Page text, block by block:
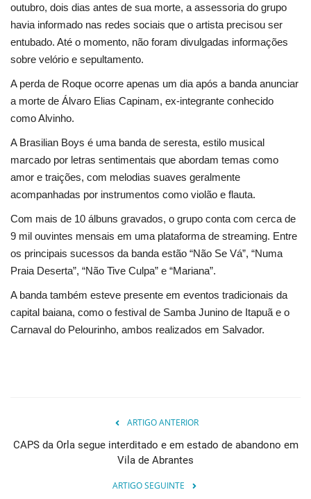
Economia
Galeria
Veja Na Cor Escura
Língua
Portuguese (Brazil) Português
Portuguese (Brazil) English
outubro, dois dias antes de sua morte, a assessoria do grupo
havia informado nas redes sociais que o artista precisou ser
entubado. Até o momento, não foram divulgadas informações
sobre velório e sepultamento.
A perda de Roque ocorre apenas um dia após a banda anunciar
a morte de Álvaro Elias Capinam, ex-integrante conhecido
como Alvinho.
A Brasilian Boys é uma banda de seresta, estilo musical
marcado por letras sentimentais que abordam temas como
amor e traições, com melodias suaves geralmente
acompanhadas por instrumentos como violão e flauta.
Com mais de 10 álbuns gravados, o grupo conta com cerca de
9 mil ouvintes mensais em uma plataforma de streaming. Entre
os principais sucessos da banda estão “Não Se Vá”, “Numa
Praia Deserta”, “Não Tive Culpa” e “Mariana”.
A banda também esteve presente em eventos tradicionais da
capital baiana, como o festival de Samba Junino de Itapuã e o
Carnaval do Pelourinho, ambos realizados em Salvador.
ARTIGO ANTERIOR
CAPS da Orla segue interditado e em estado de abandono em
Vila de Abrantes
ARTIGO SEGUINTE